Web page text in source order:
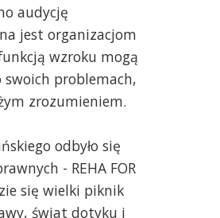
Pożyteczni - Małgorzata Furga i
Kozak z Fundacji Szansa dla
audycję
jest organizacjom
wzroku mogą
problemach,
zrozumieniem.
odbyło się
- REHA FOR
się wielki piknik
świat dotyku i